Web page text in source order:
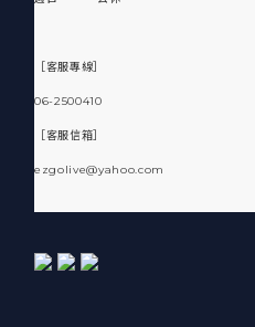
［客服專線］
06-2500410
［客服信箱］
ezgolive@yahoo.com